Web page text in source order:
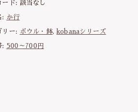
リーズ）
ード: 該当なし
: か行
リー: ボウル・鉢, kobanaシリーズ
: 500～700円
確認する